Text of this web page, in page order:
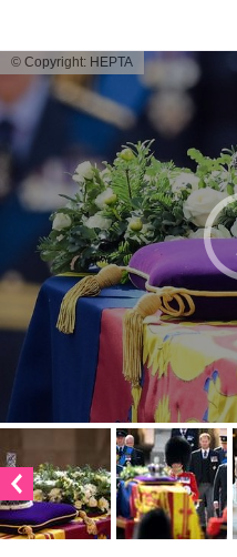
© Copyright: HEPTA